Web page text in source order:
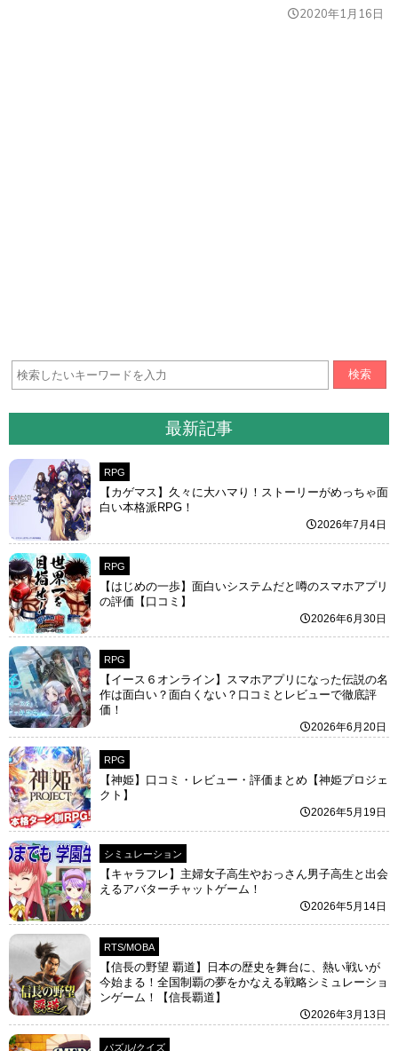
2020年1月16日
検索
最新記事
RPG
【カゲマス】久々に大ハマり！ストーリーがめっちゃ面
白い本格派RPG！
2026年7月4日
RPG
【はじめの一歩】面白いシステムだと噂のスマホアプリ
の評価【口コミ】
2026年6月30日
RPG
【イース６オンライン】スマホアプリになった伝説の名
作は面白い？面白くない？口コミとレビューで徹底評
価！
2026年6月20日
RPG
【神姫】口コミ・レビュー・評価まとめ【神姫プロジェ
クト】
2026年5月19日
シミュレーション
【キャラフレ】主婦女子高生やおっさん男子高生と出会
えるアバターチャットゲーム！
2026年5月14日
RTS/MOBA
【信長の野望 覇道】日本の歴史を舞台に、熱い戦いが
今始まる！全国制覇の夢をかなえる戦略シミュレーショ
ンゲーム！【信長覇道】
2026年3月13日
パズル/クイズ